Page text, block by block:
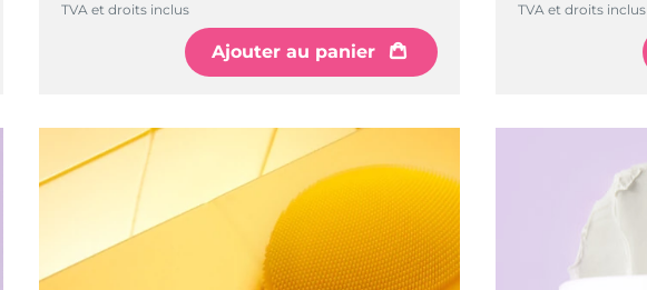
TVA et droits inclus
Ajouter au panier
TVA et droits inclus